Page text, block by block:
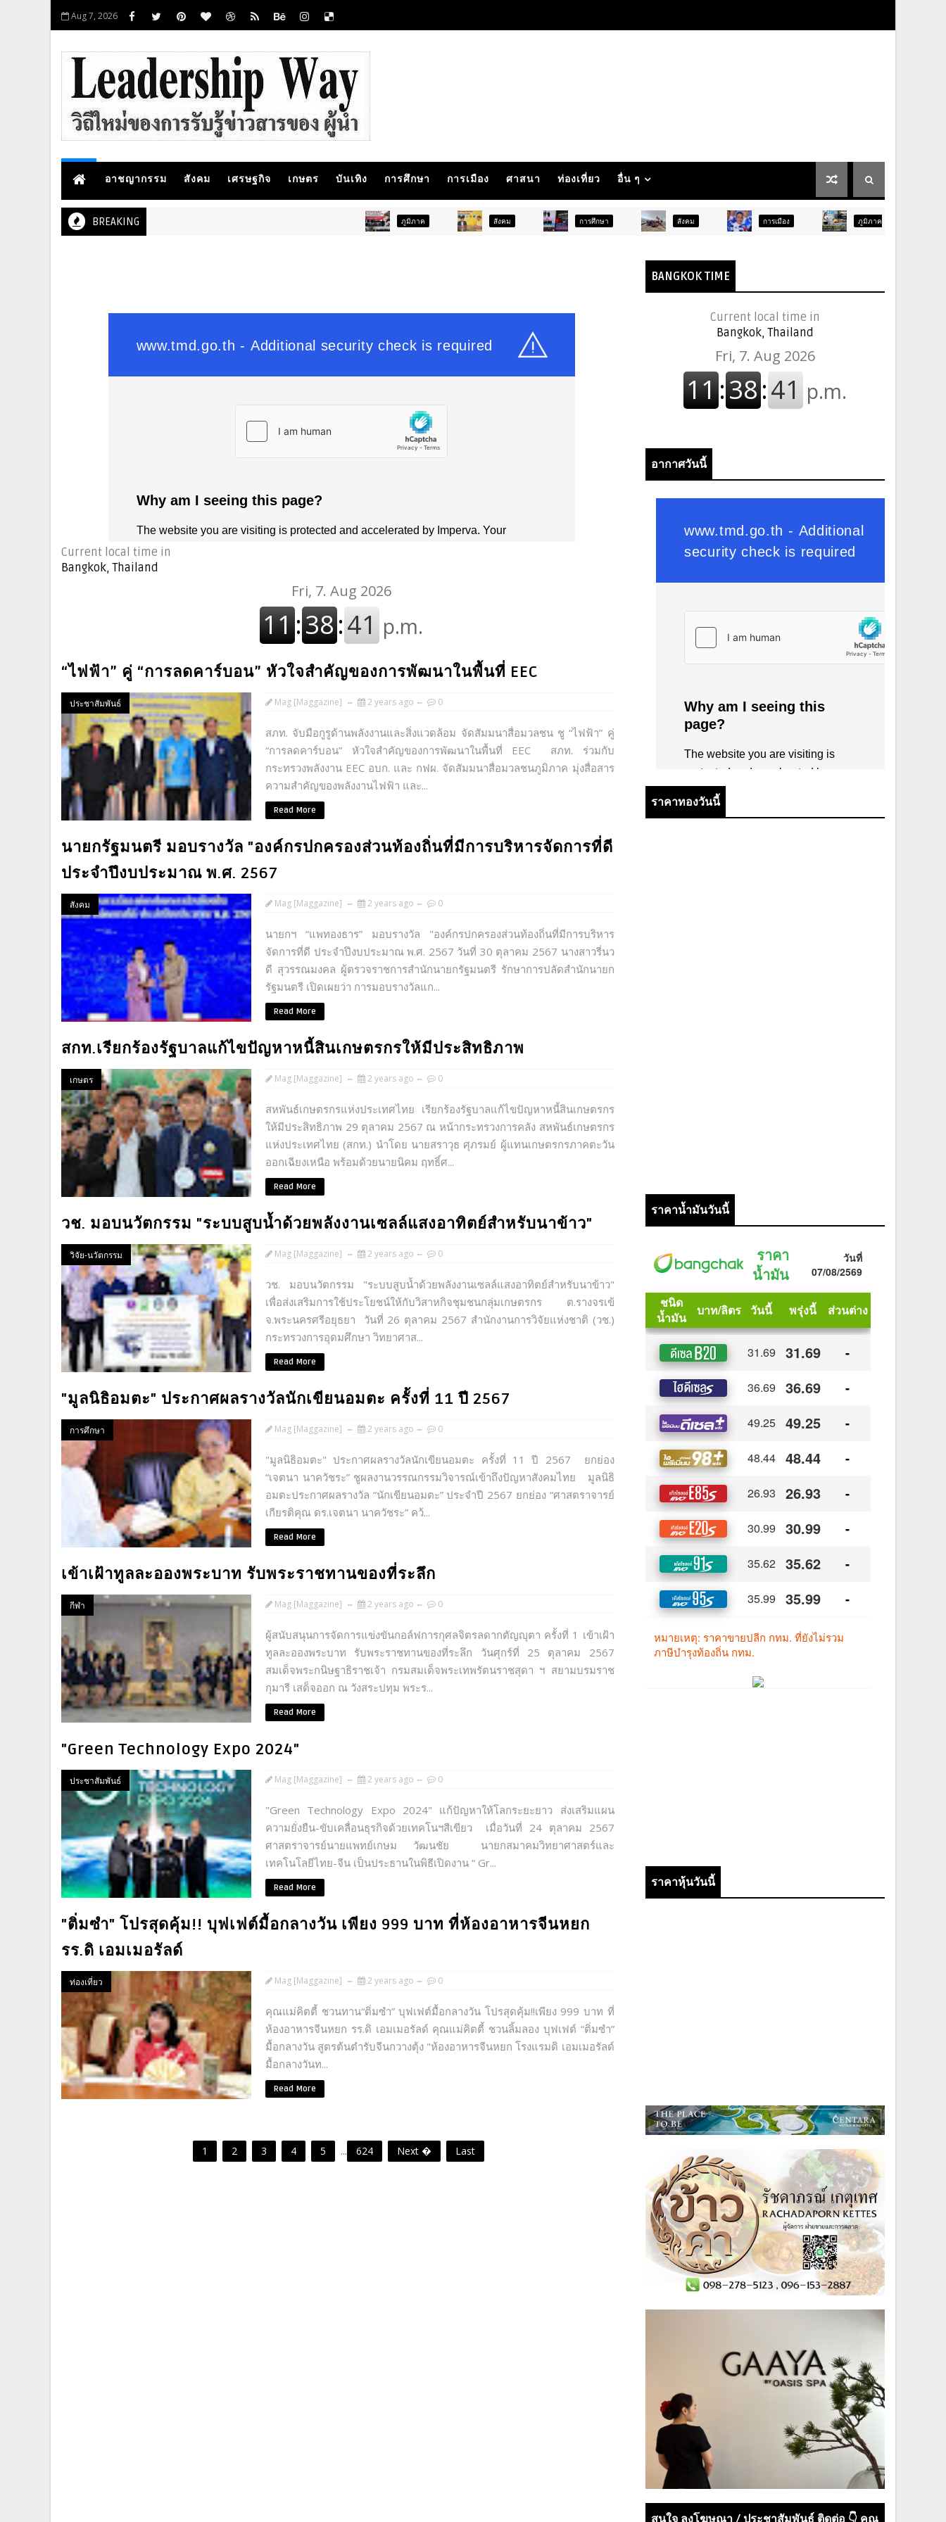
Aug 7, 2026
อาชญากรรม สังคม เศรษฐกิจ เกษตร บันเทิง การศึกษา การเมือง ศาสนา ท่องเที่ยว อื่น ๆ
BREAKING ภูมิภาค สังคม การศึกษา สังคม การเมือง ภูมิภาค
Current local time in
Bangkok, Thailand
“ไฟฟ้า” คู่ “การลดคาร์บอน” หัวใจสำคัญของการพัฒนาในพื้นที่ EEC
ประชาสัมพันธ์ Mag [Maggazine] 2 years ago 0
สภท. จับมือกูรูด้านพลังงานและสิ่งแวดล้อม จัดสัมมนาสื่อมวลชน ชู “ไฟฟ้า” คู่
“การลดคาร์บอน” หัวใจสำคัญของการพัฒนาในพื้นที่ EEC สภท. ร่วมกับ
กระทรวงพลังงาน EEC อบก. และ กฟผ. จัดสัมมนาสื่อมวลชนภูมิภาค มุ่งสื่อสาร
ความสำคัญของพลังงานไฟฟ้า และ...
Read More
นายกรัฐมนตรี มอบรางวัล "องค์กรปกครองส่วนท้องถิ่นที่มีการบริหารจัดการที่ดี
ประจำปึงบประมาณ พ.ศ. 2567
สังคม Mag [Maggazine] 2 years ago 0
นายกฯ “แพทองธาร” มอบรางวัล "องค์กรปกครองส่วนท้องถิ่นที่มีการบริหาร
จัดการที่ดี ประจำปึงบประมาณ พ.ศ. 2567 วันที่ 30 ตุลาคม 2567 นางสาวรี่นว
ดี สุวรรณมงคล ผู้ตรวจราชการสำนักนายกรัฐมนตรี รักษาการปลัดสำนักนายก
รัฐมนตรี เปิดเผยว่า การมอบรางวัลแก...
Read More
สกท.เรียกร้องรัฐบาลแก้ไขปัญหาหนี้สินเกษตรกรให้มีประสิทธิภาพ
เกษตร Mag [Maggazine] 2 years ago 0
สหพันธ์เกษตรกรแห่งประเทศไทย เรียกร้องรัฐบาลแก้ไขปัญหาหนี้สินเกษตรกร
ให้มีประสิทธิภาพ 29 ตุลาคม 2567 ณ หน้ากระทรวงการคลัง สหพันธ์เกษตรกร
แห่งประเทศไทย (สกท.) นำโดย นายสราวุธ ศุภรมย์ ผู้แทนเกษตรกรภาคตะวัน
ออกเฉียงเหนือ พร้อมด้วยนายนิคม ฤทธิ์ศ...
Read More
วช. มอบนวัตกรรม "ระบบสูบน้ำด้วยพลังงานเซลล์แสงอาทิตย์สำหรับนาข้าว"
วิจัย-นวัตกรรม Mag [Maggazine] 2 years ago 0
วช. มอบนวัตกรรม "ระบบสูบน้ำด้วยพลังงานเซลล์แสงอาทิตย์สำหรับนาข้าว"
เพื่อส่งเสริมการใช้ประโยชน์ให้กับวิสาหกิจชุมชนกลุ่มเกษตรกร ต.รางจรเข้
จ.พระนครศรีอยุธยา วันที่ 26 ตุลาคม 2567 สำนักงานการวิจัยแห่งชาติ (วช.)
กระทรวงการอุดมศึกษา วิทยาศาส...
Read More
"มูลนิธิอมตะ" ประกาศผลรางวัลนักเขียนอมตะ ครั้งที่ 11 ปี 2567
การศึกษา Mag [Maggazine] 2 years ago 0
"มูลนิธิอมตะ" ประกาศผลรางวัลนักเขียนอมตะ ครั้งที่ 11 ปี 2567 ยกย่อง
“เจตนา นาควัชระ” ชูผลงานวรรณกรรมวิจารณ์เข้าถึงปัญหาสังคมไทย มูลนิธิ
อมตะประกาศผลรางวัล “นักเขียนอมตะ” ประจำปี 2567 ยกย่อง “ศาสตราจารย์
เกียรติคุณ ดร.เจตนา นาควัชระ” คว้...
Read More
เข้าเฝ้าทูลละอองพระบาท รับพระราชทานของที่ระลึก
กีฬา Mag [Maggazine] 2 years ago 0
ผู้สนับสนุนการจัดการแข่งขันกอล์ฟการกุศลจิตรลดากตัญญุตา ครั้งที่ 1 เข้าเฝ้า
ทูลละอองพระบาท รับพระราชทานของที่ระลึก วันศุกร์ที่ 25 ตุลาคม 2567
สมเด็จพระกนิษฐาธิราชเจ้า กรมสมเด็จพระเทพรัตนราชสุดา ฯ สยามบรมราช
กุมารี เสด็จออก ณ วังสระปทุม พระร...
Read More
"Green Technology Expo 2024"
ประชาสัมพันธ์ Mag [Maggazine] 2 years ago 0
"Green Technology Expo 2024" แก้ปัญหาให้โลกระยะยาว ส่งเสริมแผน
ความยั่งยืน-ขับเคลื่อนธุรกิจด้วยเทคโนฯสีเขียว เมื่อวันที่ 24 ตุลาคม 2567
ศาสตราจารย์นายแพทย์เกษม วัฒนชัย นายกสมาคมวิทยาศาสตร์และ
เทคโนโลยีไทย-จีน เป็นประธานในพิธีเปิดงาน “ Gr...
Read More
"ติ่มซำ" โปรสุดคุ้ม!! บุฟเฟต์มื้อกลางวัน เพียง 999 บาท ที่ห้องอาหารจีนหยก
รร.ดิ เอมเมอรัลด์
ท่องเที่ยว Mag [Maggazine] 2 years ago 0
คุณแม่คิตตี้ ชวนทาน“ติ่มซำ” บุฟเฟต์มื้อกลางวัน โปรสุดคุ้ม!!เพียง 999 บาท ที่
ห้องอาหารจีนหยก รร.ดิ เอมเมอรัลด์ คุณแม่คิตตี้ ชวนลิ้มลอง บุฟเฟต์ “ติ่มซำ”
มื้อกลางวัน สูตรต้นตำรับจีนกวางตุ้ง "ห้องอาหารจีนหยก โรงแรมดิ เอมเมอรัลด์
มื้อกลางวันท...
Read More
1 2 3 4 5 ... 624 Next � Last
BANGKOK TIME
Current local time in
Bangkok, Thailand
อากาศวันนี้
ราคาทองวันนี้
ราคาน้ำมันวันนี้
ราคาหุ้นวันนี้
สนใจ ลงโฆษณา / ประชาสัมพันธ์ ติดต่อ 👇 คุณ